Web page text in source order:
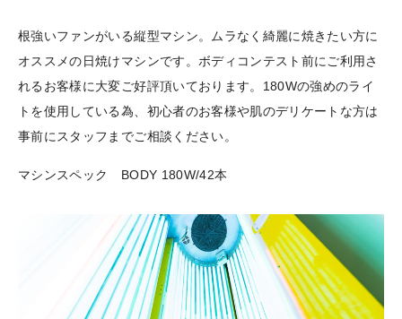
根強いファンがいる縦型マシン。ムラなく綺麗に焼きたい方に
オススメの日焼けマシンです。ボディコンテスト前にご利用さ
れるお客様に大変ご好評頂いております。180Wの強めのライ
トを使用している為、初心者のお客様や肌のデリケートな方は
事前にスタッフまでご相談ください。
マシンスペック BODY 180W/42本